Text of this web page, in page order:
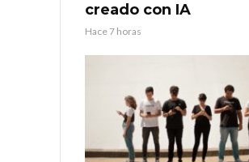
creado con IA
Hace 7 horas